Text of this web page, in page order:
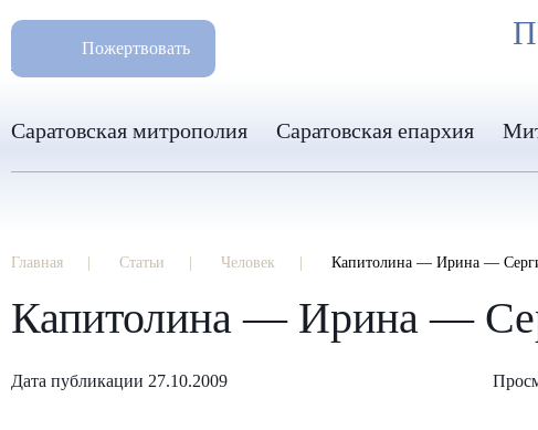
РАЗМЕР
Пожертвовать
8 960 346 31 04
info-sar@mail.ru
Саратовская митрополия Саратовская епархия
Главная Статьи Человек Капитолина — Ирина —
Капитолина — Ирина —
Дата публикации 27.10.2009